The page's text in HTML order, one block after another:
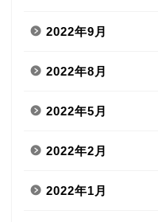
2022年9月
2022年8月
2022年5月
2022年2月
2022年1月